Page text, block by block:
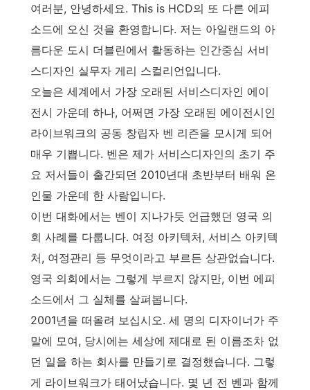
여러분, 안녕하세요. This is HCD의 또 다른 에피
소드에 오신 것을 환영합니다. 저는 아일랜드의 아
름다운 도시 더블린에서 활동하는 인간중심 서비
스디자인 실무자 게리 스컬리언입니다.
오늘은 세계에서 가장 오래된 서비스디자인 에이
전시 가운데 하나, 어쩌면 가장 오래된 에이전시인
라이브워크의 공동 창립자 벤 리즌을 모시게 되어
매우 기쁩니다. 벤은 제가 서비스디자인의 초기 주
요 저서들이 출간되던 2010년대 초반부터 배워 온
인물 가운데 한 사람입니다.
이번 대화에서는 벤이 지나가듯 언급했던 영국 의
회 사례를 다룹니다. 여정 아키텍처, 서비스 아키텍
처, 여정관리 등 무엇이라고 부르든 상관없습니다.
영국 의회에서는 그렇게 부르지 않지만, 이번 에피
소드에서 그 실체를 살펴봅니다.
2001년을 떠올려 보십시오. 세 명의 디자이너가 주
말에 모여, 당시에는 세상에 제대로 된 이름조차 없
던 일을 하는 회사를 만들기로 결정했습니다. 그렇
게 라이브워크가 태어났습니다. 몇 년 전 벤과 함께